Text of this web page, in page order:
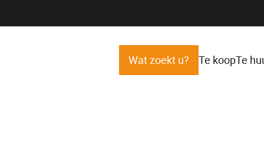
Wat zoekt u? Te koopTe